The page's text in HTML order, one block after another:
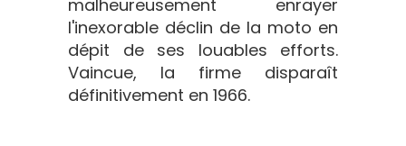
malheureusement enrayer
l'inexorable déclin de la moto en
dépit de ses louables efforts.
Vaincue, la firme disparaît
définitivement en 1966.